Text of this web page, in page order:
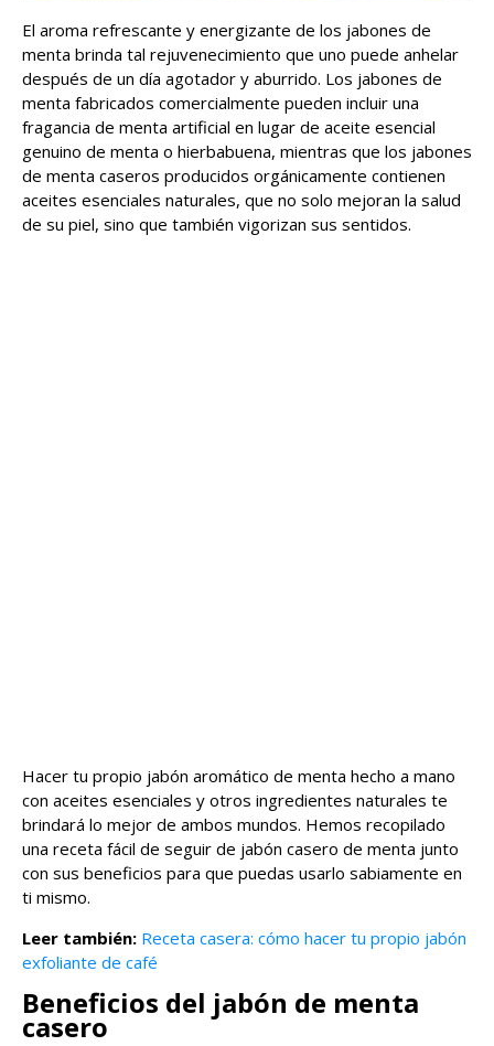
El aroma refrescante y energizante de los jabones de
menta brinda tal rejuvenecimiento que uno puede anhelar
después de un día agotador y aburrido. Los jabones de
menta fabricados comercialmente pueden incluir una
fragancia de menta artificial en lugar de aceite esencial
genuino de menta o hierbabuena, mientras que los jabones
de menta caseros producidos orgánicamente contienen
aceites esenciales naturales, que no solo mejoran la salud
de su piel, sino que también vigorizan sus sentidos.
Hacer tu propio jabón aromático de menta hecho a mano
con aceites esenciales y otros ingredientes naturales te
brindará lo mejor de ambos mundos. Hemos recopilado
una receta fácil de seguir de jabón casero de menta junto
con sus beneficios para que puedas usarlo sabiamente en
ti mismo.
Leer también: Receta casera: cómo hacer tu propio jabón
exfoliante de café
Beneficios del jabón de menta
casero